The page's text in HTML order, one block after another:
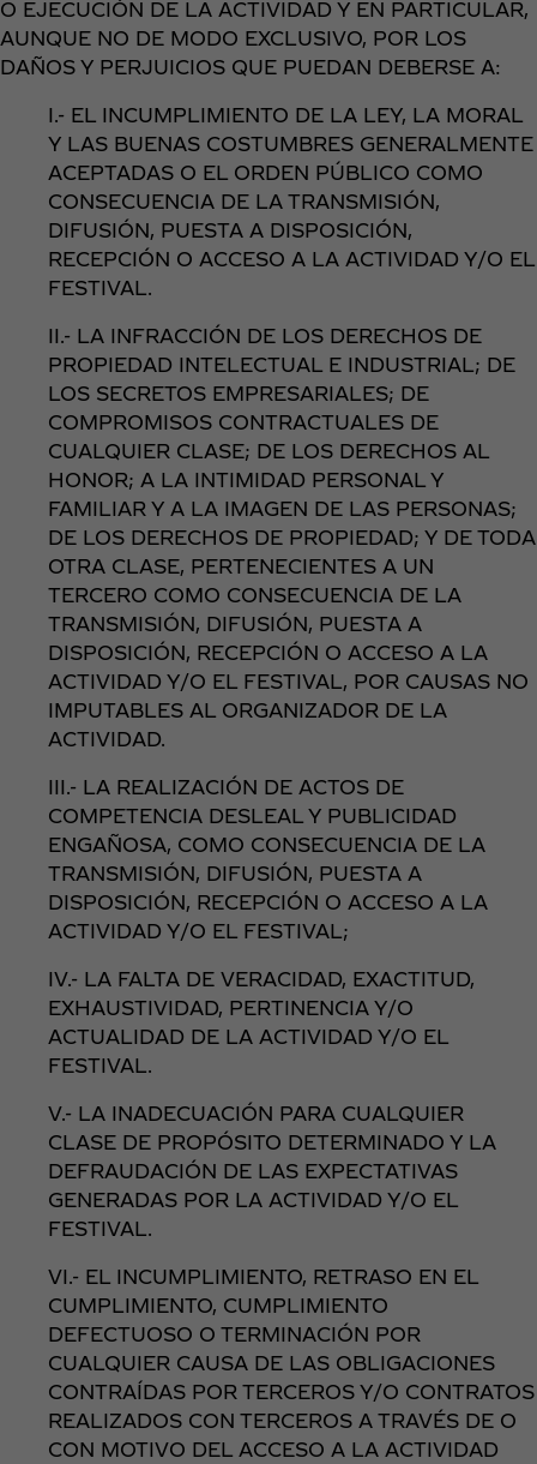
O EJECUCIÓN DE LA ACTIVIDAD Y EN PARTICULAR,
AUNQUE NO DE MODO EXCLUSIVO, POR LOS
DAÑOS Y PERJUICIOS QUE PUEDAN DEBERSE A:
I.- EL INCUMPLIMIENTO DE LA LEY, LA MORAL
Y LAS BUENAS COSTUMBRES GENERALMENTE
ACEPTADAS O EL ORDEN PÚBLICO COMO
CONSECUENCIA DE LA TRANSMISIÓN,
DIFUSIÓN, PUESTA A DISPOSICIÓN,
RECEPCIÓN O ACCESO A LA ACTIVIDAD Y/O EL
FESTIVAL.
II.- LA INFRACCIÓN DE LOS DERECHOS DE
PROPIEDAD INTELECTUAL E INDUSTRIAL; DE
LOS SECRETOS EMPRESARIALES; DE
COMPROMISOS CONTRACTUALES DE
CUALQUIER CLASE; DE LOS DERECHOS AL
HONOR; A LA INTIMIDAD PERSONAL Y
FAMILIAR Y A LA IMAGEN DE LAS PERSONAS;
DE LOS DERECHOS DE PROPIEDAD; Y DE TODA
OTRA CLASE, PERTENECIENTES A UN
TERCERO COMO CONSECUENCIA DE LA
TRANSMISIÓN, DIFUSIÓN, PUESTA A
DISPOSICIÓN, RECEPCIÓN O ACCESO A LA
ACTIVIDAD Y/O EL FESTIVAL, POR CAUSAS NO
IMPUTABLES AL ORGANIZADOR DE LA
ACTIVIDAD.
III.- LA REALIZACIÓN DE ACTOS DE
COMPETENCIA DESLEAL Y PUBLICIDAD
ENGAÑOSA, COMO CONSECUENCIA DE LA
TRANSMISIÓN, DIFUSIÓN, PUESTA A
DISPOSICIÓN, RECEPCIÓN O ACCESO A LA
ACTIVIDAD Y/O EL FESTIVAL;
IV.- LA FALTA DE VERACIDAD, EXACTITUD,
EXHAUSTIVIDAD, PERTINENCIA Y/O
ACTUALIDAD DE LA ACTIVIDAD Y/O EL
FESTIVAL.
V.- LA INADECUACIÓN PARA CUALQUIER
CLASE DE PROPÓSITO DETERMINADO Y LA
DEFRAUDACIÓN DE LAS EXPECTATIVAS
GENERADAS POR LA ACTIVIDAD Y/O EL
FESTIVAL.
VI.- EL INCUMPLIMIENTO, RETRASO EN EL
CUMPLIMIENTO, CUMPLIMIENTO
DEFECTUOSO O TERMINACIÓN POR
CUALQUIER CAUSA DE LAS OBLIGACIONES
CONTRAÍDAS POR TERCEROS Y/O CONTRATOS
REALIZADOS CON TERCEROS A TRAVÉS DE O
CON MOTIVO DEL ACCESO A LA ACTIVIDAD